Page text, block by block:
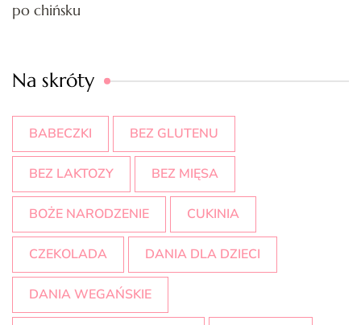
po chińsku
Na skróty
BABECZKI BEZ GLUTENU
BEZ LAKTOZY BEZ MIĘSA
BOŻE NARODZENIE CUKINIA
CZEKOLADA DANIA DLA DZIECI
DANIA WEGAŃSKIE